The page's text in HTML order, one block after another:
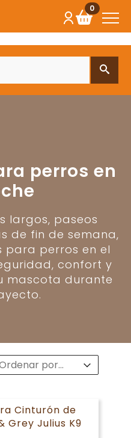
0
perros en
largos, paseos
de fin de semana,
para perros en el
confort y
mascota durante
content
content